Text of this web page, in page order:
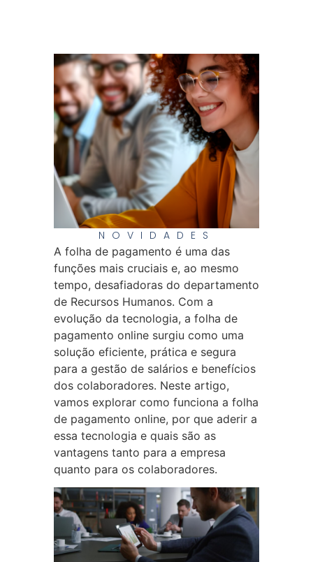
NOVIDADES
A folha de pagamento é uma das
funções mais cruciais e, ao mesmo
tempo, desafiadoras do departamento
de Recursos Humanos. Com a
evolução da tecnologia, a folha de
pagamento online surgiu como uma
solução eficiente, prática e segura
para a gestão de salários e benefícios
dos colaboradores. Neste artigo,
vamos explorar como funciona a folha
de pagamento online, por que aderir a
essa tecnologia e quais são as
vantagens tanto para a empresa
quanto para os colaboradores.